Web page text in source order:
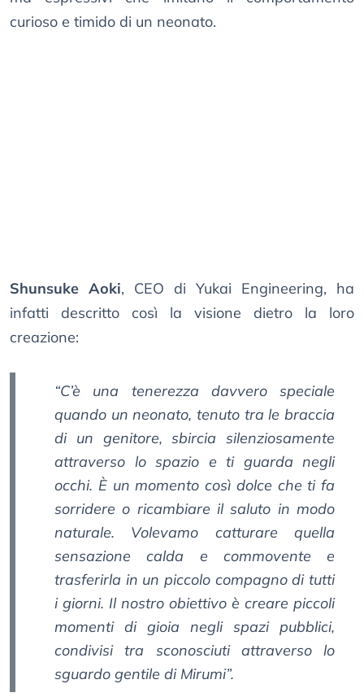
curioso e timido di un neonato.
Shunsuke Aoki, CEO di Yukai Engineering, ha
infatti descritto così la visione dietro la loro
creazione:
“C’è una tenerezza davvero speciale
quando un neonato, tenuto tra le braccia
di un genitore, sbircia silenziosamente
attraverso lo spazio e ti guarda negli
occhi. È un momento così dolce che ti fa
sorridere o ricambiare il saluto in modo
naturale. Volevamo catturare quella
sensazione calda e commovente e
trasferirla in un piccolo compagno di tutti
i giorni. Il nostro obiettivo è creare piccoli
momenti di gioia negli spazi pubblici,
condivisi tra sconosciuti attraverso lo
sguardo gentile di Mirumi”.